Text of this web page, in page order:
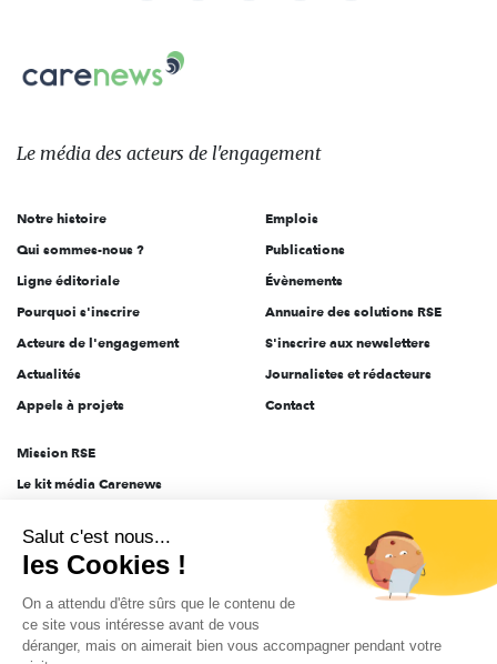
sur:
Carenews,
Le
des
l'engagement
Le média des acteurs de l'engagement
Notre histoire
Qui sommes-nous ?
Ligne éditoriale
Pourquoi s'inscrire
Acteurs de l'engagement
Actualités
Appels à projets
Emplois
Publications
Évènements
Annuaire des solutions RSE
S'inscrire aux newsletters
Journalistes et rédacteurs
Contact
Mission RSE
Le kit média Carenews
AEF info
Novethic
PRODURABLE
Inclusiv Day
Salut c'est nous...
les Cookies !
On a attendu d'être sûrs que le contenu de
ce site vous intéresse avant de vous
déranger, mais on aimerait bien vous accompagner pendant votre